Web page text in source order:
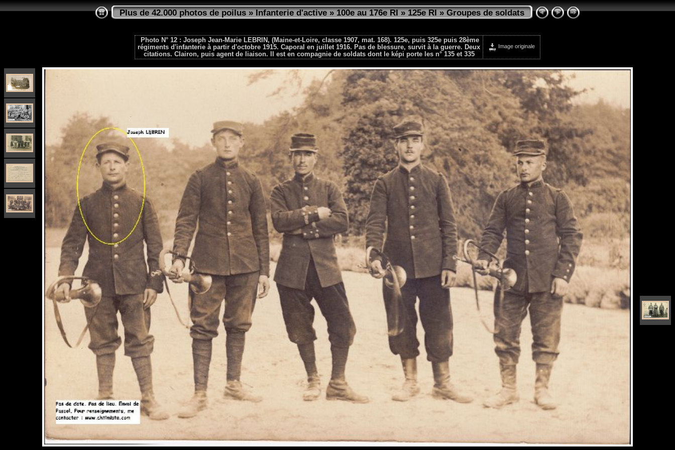
Plus de 42.000 photos de poilus»Infanterie d'active»100e au 176e RI»125e RI»Groupes de soldats
Photo N° 12 : Joseph Jean-Marie LEBRIN, (Maine-et-Loire, classe 1907, mat. 168). 125e, puis 325e puis 28ème
régiments d'infanterie à partir d'octobre 1915. Caporal en juillet 1916. Pas de blessure, survit à la guerre. Deux
citations. Clairon, puis agent de liaison. Il est en compagnie de soldats dont le képi porte les n° 135 et 335
Image originale